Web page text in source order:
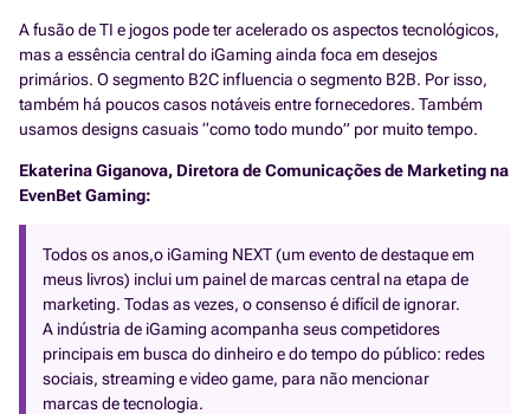
A fusão de TI e jogos pode ter acelerado os aspectos tecnológicos,
mas a essência central do iGaming ainda foca em desejos
primários. O segmento B2C influencia o segmento B2B. Por isso,
também há poucos casos notáveis entre fornecedores. Também
usamos designs casuais “como todo mundo” por muito tempo.
Ekaterina Giganova, Diretora de Comunicações de Marketing na
EvenBet Gaming:
Todos os anos,o iGaming NEXT (um evento de destaque em
meus livros) inclui um painel de marcas central na etapa de
marketing. Todas as vezes, o consenso é difícil de ignorar.
A indústria de iGaming acompanha seus competidores
principais em busca do dinheiro e do tempo do público: redes
sociais, streaming e video game, para não mencionar
marcas de tecnologia.